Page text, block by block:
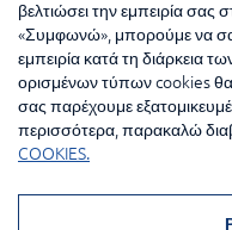
Βουλγαρία
Ολλανδία
Γαλλία
βελτιώσει την εμπειρία σας
«Συμφωνώ», μπορούμε να
εμπειρία κατά τη διάρκεια
ορισμένων τύπων cookies
σας παρέχουμε
περισσότερα, παρακαλώ
COOKIES.